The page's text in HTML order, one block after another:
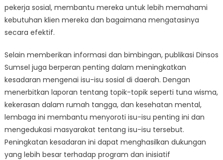
pekerja sosial, membantu mereka untuk lebih memahami
kebutuhan klien mereka dan bagaimana mengatasinya
secara efektif.
Selain memberikan informasi dan bimbingan, publikasi Dinsos
Sumsel juga berperan penting dalam meningkatkan
kesadaran mengenai isu-isu sosial di daerah. Dengan
menerbitkan laporan tentang topik-topik seperti tuna wisma,
kekerasan dalam rumah tangga, dan kesehatan mental,
lembaga ini membantu menyoroti isu-isu penting ini dan
mengedukasi masyarakat tentang isu-isu tersebut.
Peningkatan kesadaran ini dapat menghasilkan dukungan
yang lebih besar terhadap program dan inisiatif